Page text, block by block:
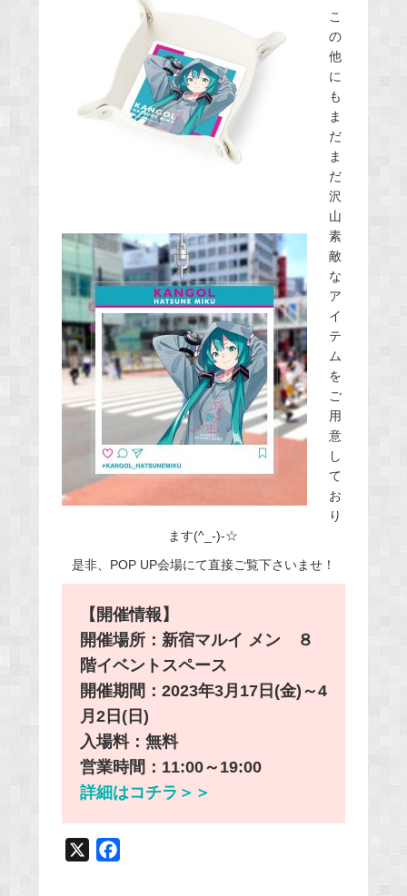
こ
の
他
に
も
ま
だ
ま
だ
沢
山
素
敵
な
ア
イ
テ
ム
を
ご
用
意
し
て
お
り
ます(^_-)-☆
是非、POP UP会場にて直接ご覧下さいませ！
【開催情報】
開催場所：新宿マルイ メン ８
階イベントスペース
開催期間：2023年3月17日(金)～4
月2日(日)
入場料：無料
営業時間：11:00～19:00
詳細はコチラ＞＞